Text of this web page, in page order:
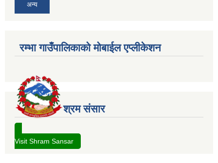
अन्य
रम्भा गाउँपालिकाको मोबाईल एप्लीकेशन
श्रम संसार
Visit Shram Sansar